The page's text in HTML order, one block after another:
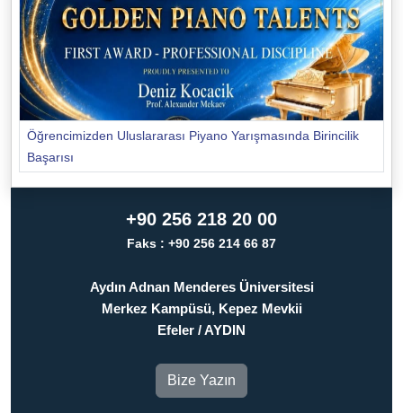
Öğrencimizden Uluslararası Piyano Yarışmasında Birincilik
Başarısı
+90 256 218 20 00
Faks : +90 256 214 66 87
Aydın Adnan Menderes Üniversitesi
Merkez Kampüsü, Kepez Mevkii
Efeler / AYDIN
Bize Yazın